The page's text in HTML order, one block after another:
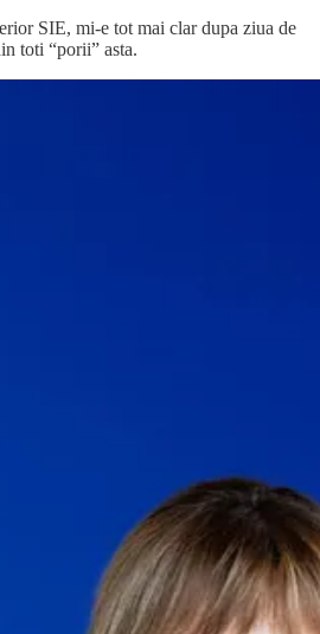
SIE, mi-e tot mai clar dupa ziua de
toti “porii” asta.